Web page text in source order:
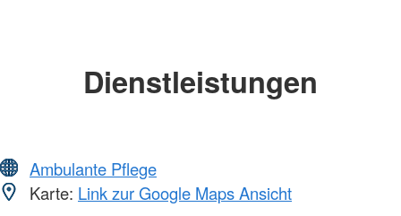
Dienstleistungen
Ambulante Pflege
Karte: Link zur Google Maps Ansicht